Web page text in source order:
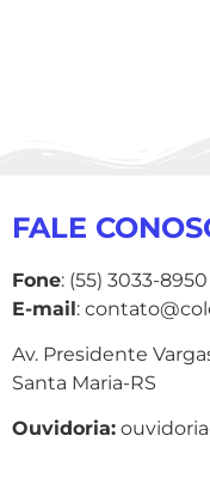
FALE
Fone: (55) 3033-8950
E-mail:
Av. Presidente
Santa Maria-RS
Ouvidoria: